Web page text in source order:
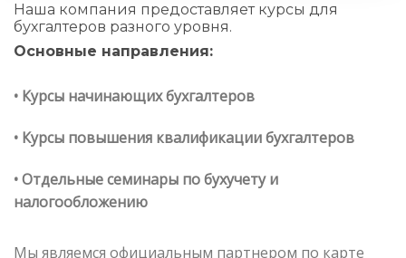
Наша компания предоставляет курсы для
бухгалтеров разного уровня.
Основные направления:
• Курсы начинающих бухгалтеров
• Курсы повышения квалификации бухгалтеров
• Отдельные семинары по бухучету и
налогообложению
Мы являемся официальным партнером по карте